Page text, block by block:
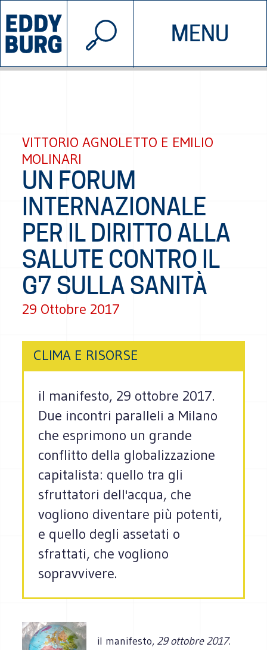
MENU
INIZIATIVE CHI SIAMO
© 2026 EDDYBURG
VITTORIO AGNOLETTO E EMILIO
MOLINARI
UN FORUM
INTERNAZIONALE
PER IL DIRITTO ALLA
SALUTE CONTRO IL
G7 SULLA SANITÀ
29 Ottobre 2017
CLIMA E RISORSE
il manifesto, 29 ottobre 2017.
Due incontri paralleli a Milano
che esprimono un grande
conflitto della globalizzazione
capitalista: quello tra gli
sfruttatori dell'acqua, che
vogliono diventare più potenti,
e quello degli assetati o
sfrattati, che vogliono
sopravvivere.
il manifesto, 29 ottobre 2017.